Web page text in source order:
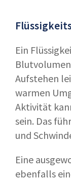
Ein
Aufstehen
warmen
Aktivität
sein. Das
und
Eine
ebenfalls